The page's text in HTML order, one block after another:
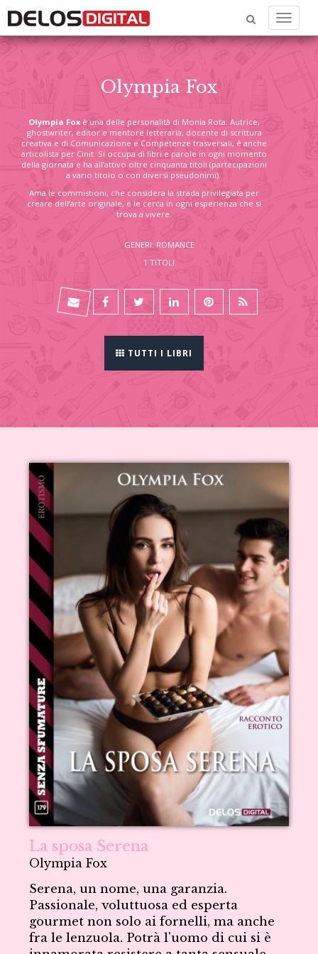
Menu
Olympia Fox
Olympia Foxè una delle personalità di Monia Rota. Autrice,
ghostwriter, editor e mentore letteraria, docente di scrittura
creativa e di Comunicazione e Competenze trasversali, è anche
articolista per Cinit. Si occupa di libri e parole in ogni momento
della giornata e ha all’attivo oltre cinquanta titoli (partecipazioni
a vario titolo o con diversi pseudonimi).
Ama le commistioni, che considera la strada privilegiata per
creare dell’arte originale, e le cerca in ogni esperienza che si
trova a vivere.
GENERI: ROMANCE
1 TITOLI
TUTTI I LIBRI
La sposa Serena
Olympia Fox
Serena, un nome, una garanzia.
Passionale, voluttuosa ed esperta
gourmet non solo ai fornelli, ma anche
fra le lenzuola. Potrà l'uomo di cui si è